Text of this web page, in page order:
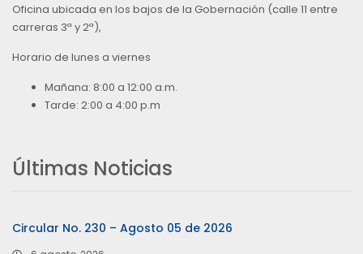
Oficina ubicada en los bajos de la Gobernación (calle 11 entre
carreras 3ª y 2ª),
Horario de lunes a viernes
Mañana: 8:00 a 12:00 a.m.
Tarde: 2:00 a 4:00 p.m
Últimas Noticias
Circular No. 230 – Agosto 05 de 2026